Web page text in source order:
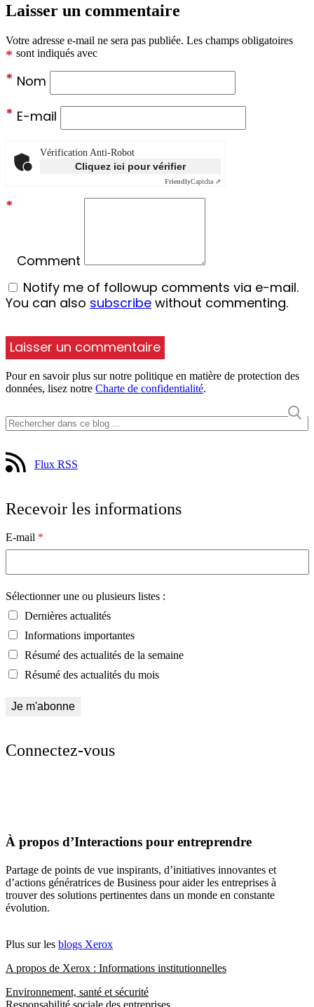
Laisser un commentaire
Votre adresse e-mail ne sera pas publiée. Les champs obligatoires
sont indiqués avec
*
Nom
*
E-mail
*
Vérification Anti-Robot
Cliquez ici pour vérifier
FriendlyCaptcha ⇗
Comment
*
Notify me of followup comments via e-mail.
You can also subscribe without commenting.
Pour en savoir plus sur notre politique en matière de protection des
données, lisez notre Charte de confidentialité.
Flux RSS
Recevoir les informations
E-mail *
Sélectionner une ou plusieurs listes :
Dernières actualités
Informations importantes
Résumé des actualités de la semaine
Résumé des actualités du mois
Connectez-vous
À propos d’Interactions pour entreprendre
Partage de points de vue inspirants, d’initiatives innovantes et
d’actions génératrices de Business pour aider les entreprises à
trouver des solutions pertinentes dans un monde en constante
évolution.
Plus sur les blogs Xerox
A propos de Xerox : Informations institutionnelles
Environnement, santé et sécurité